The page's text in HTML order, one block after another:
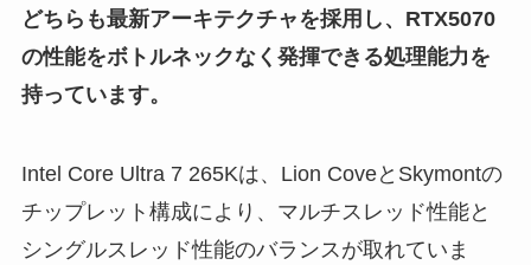
どちらも最新アーキテクチャを採用し、RTX5070
の性能をボトルネックなく発揮できる処理能力を
持っています。
Intel Core Ultra 7 265Kは、Lion CoveとSkymontの
チップレット構成により、マルチスレッド性能と
シングルスレッド性能のバランスが取れていま